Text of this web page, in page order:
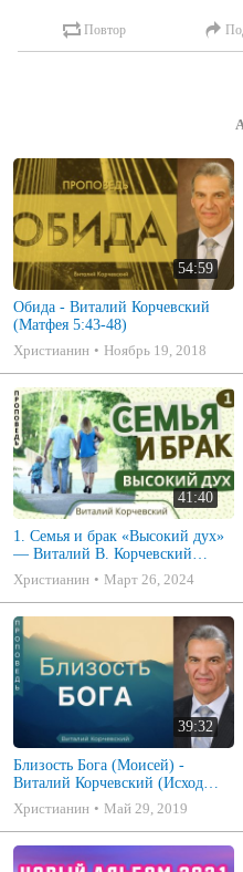
Повтор
54:59
Обида - Виталий Корчевский
(Матфея 5:43-48)
Христианин
Ноябрь 19, 2018
41:40
1. Семья и брак «Высокий дух»
— Виталий В. Корчевский
(Малахия 2:13-15)
Христианин Март 26, 2024
39:32
Близость Бога (Моисей) -
Виталий Корчевский (Исход
33:18-23)
Христианин Май 29, 2019